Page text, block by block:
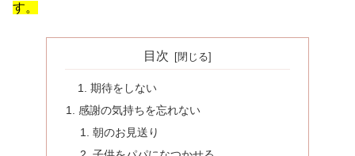
す。
目次
期待をしない
感謝の気持ちを忘れない
朝のお見送り